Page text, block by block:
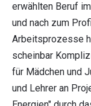
erwählten Beruf
und nach zum
Arbeitsprozesse
scheinbar
für Mädchen und
und Lehrer an